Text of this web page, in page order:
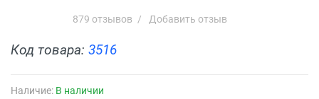
879 отзывов / Добавить отзыв
Код товара: 3516
Наличие: В наличии